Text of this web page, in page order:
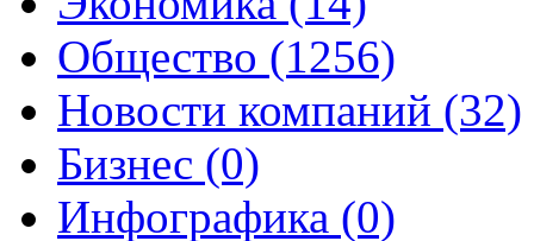
Общество (1256)
Новости компаний (32)
Бизнес (0)
Инфографика (0)